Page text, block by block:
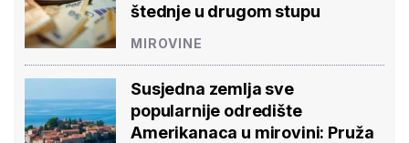
štednje u drugom stupu
MIROVINE
Susjedna zemlja sve
popularnije odredište
Amerikanaca u mirovini: Pruža